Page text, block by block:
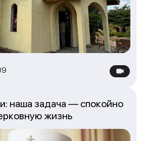
наша задача — спокойно
жизнь